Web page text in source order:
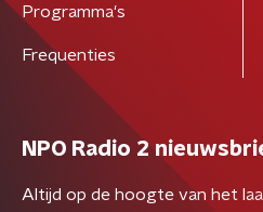
Programma's
Frequenties
NPO Radio 2
Altijd op de hoogte van het